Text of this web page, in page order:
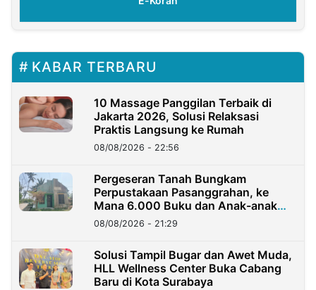
KABAR TERBARU
10 Massage Panggilan Terbaik di
Jakarta 2026, Solusi Relaksasi
Praktis Langsung ke Rumah
08/08/2026 - 22:56
Pergeseran Tanah Bungkam
Perpustakaan Pasanggrahan, ke
Mana 6.000 Buku dan Anak-anak
Kini?
08/08/2026 - 21:29
Solusi Tampil Bugar dan Awet Muda,
HLL Wellness Center Buka Cabang
Baru di Kota Surabaya